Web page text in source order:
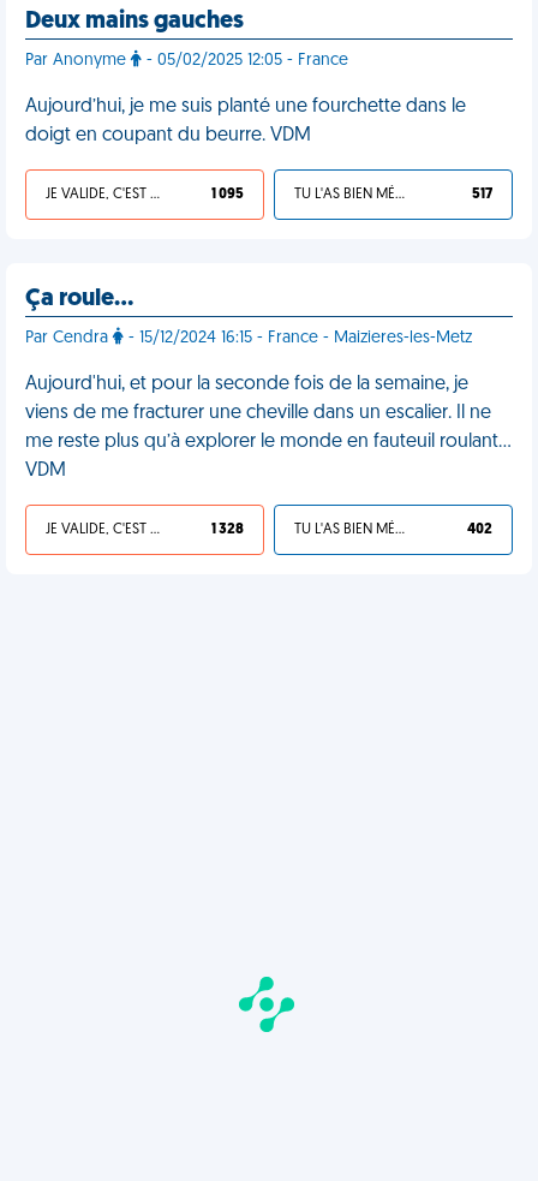
Deux mains gauches
Par Anonyme - 05/02/2025 12:05 - France
Aujourd’hui, je me suis planté une fourchette dans le
doigt en coupant du beurre. VDM
JE VALIDE, C'EST UNE VDM 1 095 TU L'AS BIEN MÉRITÉ 517
Ça roule…
Par Cendra - 15/12/2024 16:15 - France - Maizieres-les-Metz
Aujourd'hui, et pour la seconde fois de la semaine, je
viens de me fracturer une cheville dans un escalier. Il ne
me reste plus qu’à explorer le monde en fauteuil roulant…
VDM
JE VALIDE, C'EST UNE VDM 1 328 TU L'AS BIEN MÉRITÉ 402